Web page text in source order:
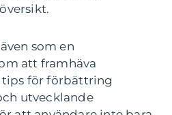
som en
att framhäva
för förbättring
utvecklande